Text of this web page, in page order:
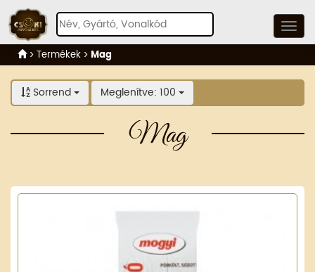
Termékek Mag
Sorrend Meglenítve: 100
Mag